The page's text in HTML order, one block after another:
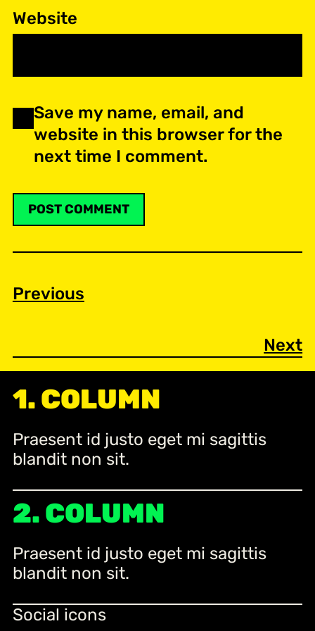
Website
Save my name, email, and
website in this browser for the
next time I comment.
Previous
Next
1. COLUMN
Praesent id justo eget mi sagittis
blandit non sit.
2. COLUMN
Praesent id justo eget mi sagittis
blandit non sit.
Social icons